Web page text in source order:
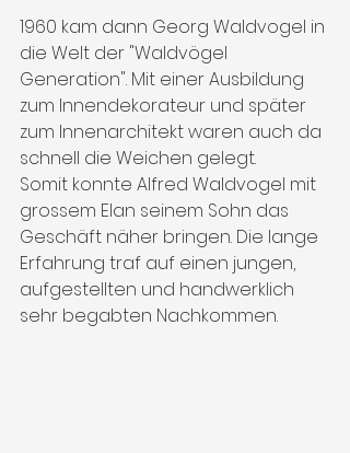
1960 kam dann Georg Waldvogel in
die Welt der "Waldvögel
Generation". Mit einer Ausbildung
zum Innendekorateur und später
zum Innenarchitekt waren auch da
schnell die Weichen gelegt.
Somit konnte Alfred Waldvogel mit
grossem Elan seinem Sohn das
Geschäft näher bringen. Die lange
Erfahrung traf auf einen jungen,
aufgestellten und handwerklich
sehr begabten Nachkommen.